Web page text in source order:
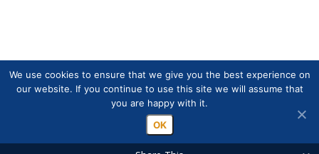
Copyright © Suomen Rotarypalvelu ry 2026 |
Jäsentietojärjestelmän tietosuojaseloste|Henkilötietojen
käsittely Rotarytoiminnassa
We use cookies to ensure that we give you the best experience on
our website. If you continue to use this site we will assume that
you are happy with it.
OK